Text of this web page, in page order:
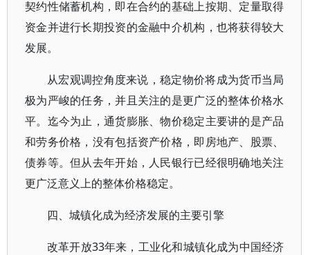
契约性储蓄机构，即在合约的基础上按期、定量取得
资金并进行长期投资的金融中介机构，也将获得较大
发展。
从宏观调控角度来说，稳定物价将成为货币当局
极为严峻的任务，并且关注的是更广泛的整体价格水
平。迄今为止，通货膨胀、物价稳定主要讲的是产品
和劳务价格，没有包括资产价格，即房地产、股票、
债券等。但从去年开始，人民银行已经很明确地关注
更广泛意义上的整体价格稳定。
四、城镇化成为经济发展的主要引擎
改革开放33年来，工业化和城镇化成为中国经济